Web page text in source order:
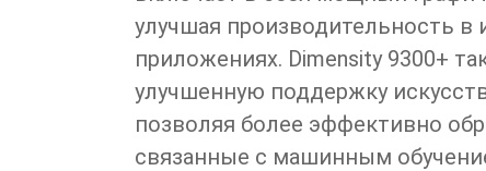
улучшая производительность в
приложениях. Dimensity 9300+
улучшенную поддержку
позволяя более эффективно
связанные с машинным